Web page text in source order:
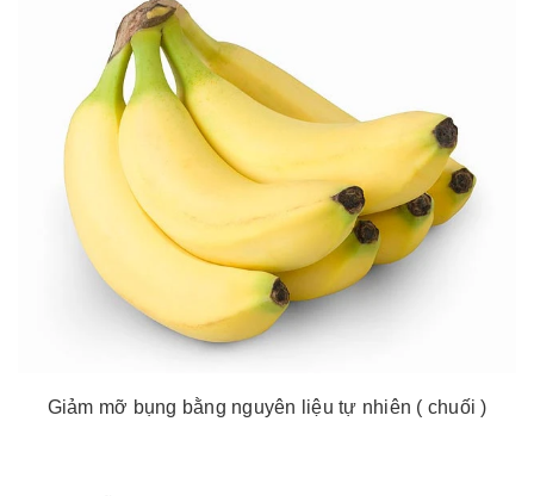
Giảm mỡ bụng bằng nguyên liệu tự nhiên ( chuối )